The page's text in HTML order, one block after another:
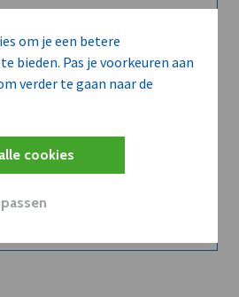
om je een betere
bieden. Pas je voorkeuren aan
verder te gaan naar de
cookies
nieuws te
onze redactie